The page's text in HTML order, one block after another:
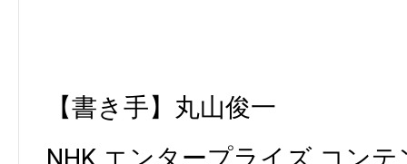
【書き手】丸山俊一